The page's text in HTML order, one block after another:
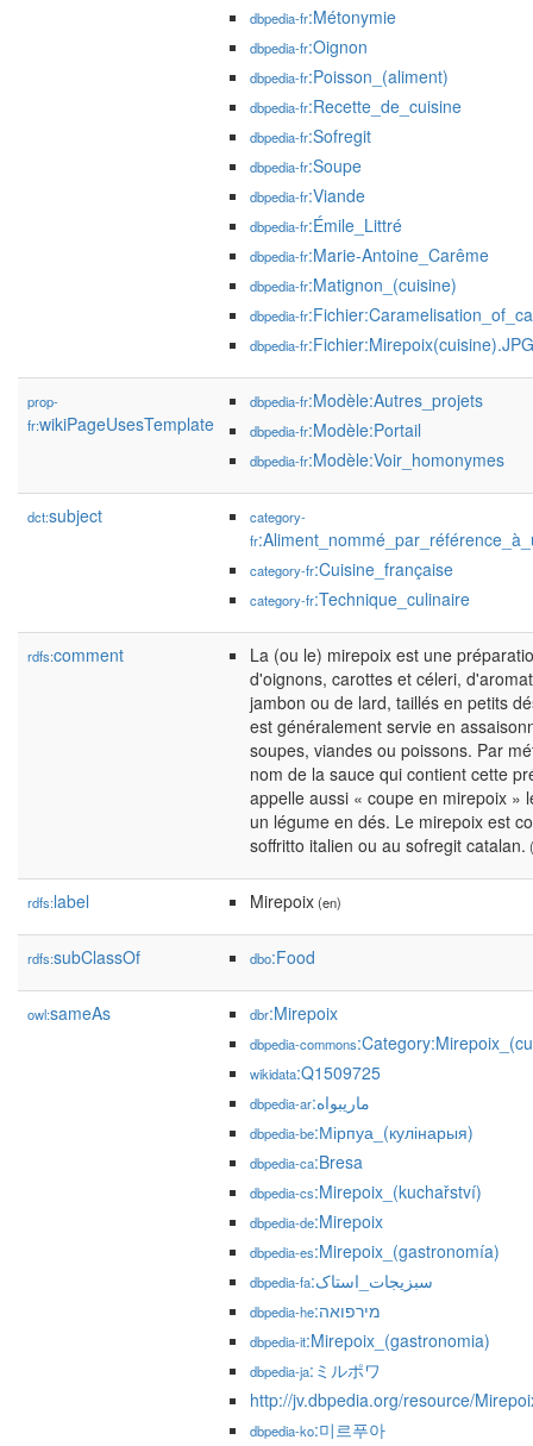
dbpedia-fr:Métonymie
dbpedia-fr:Oignon
dbpedia-fr:Poisson_(aliment)
dbpedia-fr:Recette_de_cuisine
dbpedia-fr:Sofregit
dbpedia-fr:Soupe
dbpedia-fr:Viande
dbpedia-fr:Émile_Littré
dbpedia-fr:Marie-Antoine_Carême
dbpedia-fr:Matignon_(cuisine)
dbpedia-fr
dbpedia-fr:Fichier:Mirepoix(cuisine).JPG
prop-
fr:wikiPageUsesTemplate
dbpedia-fr:Modèle:Autres_projets
dbpedia-fr:Modèle:Portail
dbpedia-fr:Modèle:Voir_homonymes
dct:subject
category-
fr
category-fr:Cuisine_française
category-fr:Technique_culinaire
rdfs:comment
La (ou le) mirepoix est une
d'oignons, carottes et céleri,
jambon ou de lard, taillés en petits
est généralement servie en
soupes, viandes ou poissons. Par
nom de la sauce qui contient cette
appelle aussi « coupe en mirepoix »
un légume en dés. Le mirepoix est
soffritto italien ou au sofregit catalan.
rdfs:label Mirepoix(en)
rdfs:subClassOf dbo:Food
owl:sameAs dbr:Mirepoix
dbpedia-commons
wikidata:Q1509725
dbpedia-ar :ماريبواه
dbpedia-be:Мірпуа_(кулінарыя)
dbpedia-ca:Bresa
dbpedia-cs:Mirepoix_(kuchařství)
dbpedia-de:Mirepoix
dbpedia-es:Mirepoix_(gastronomía)
dbpedia-fa :سبزیجات_استاک
dbpedia-he :מירפואה
dbpedia-it:Mirepoix_(gastronomia)
dbpedia-ja:ミルポワ
http://jv.dbpedia.org/resource/
dbpedia-ko:미르푸아